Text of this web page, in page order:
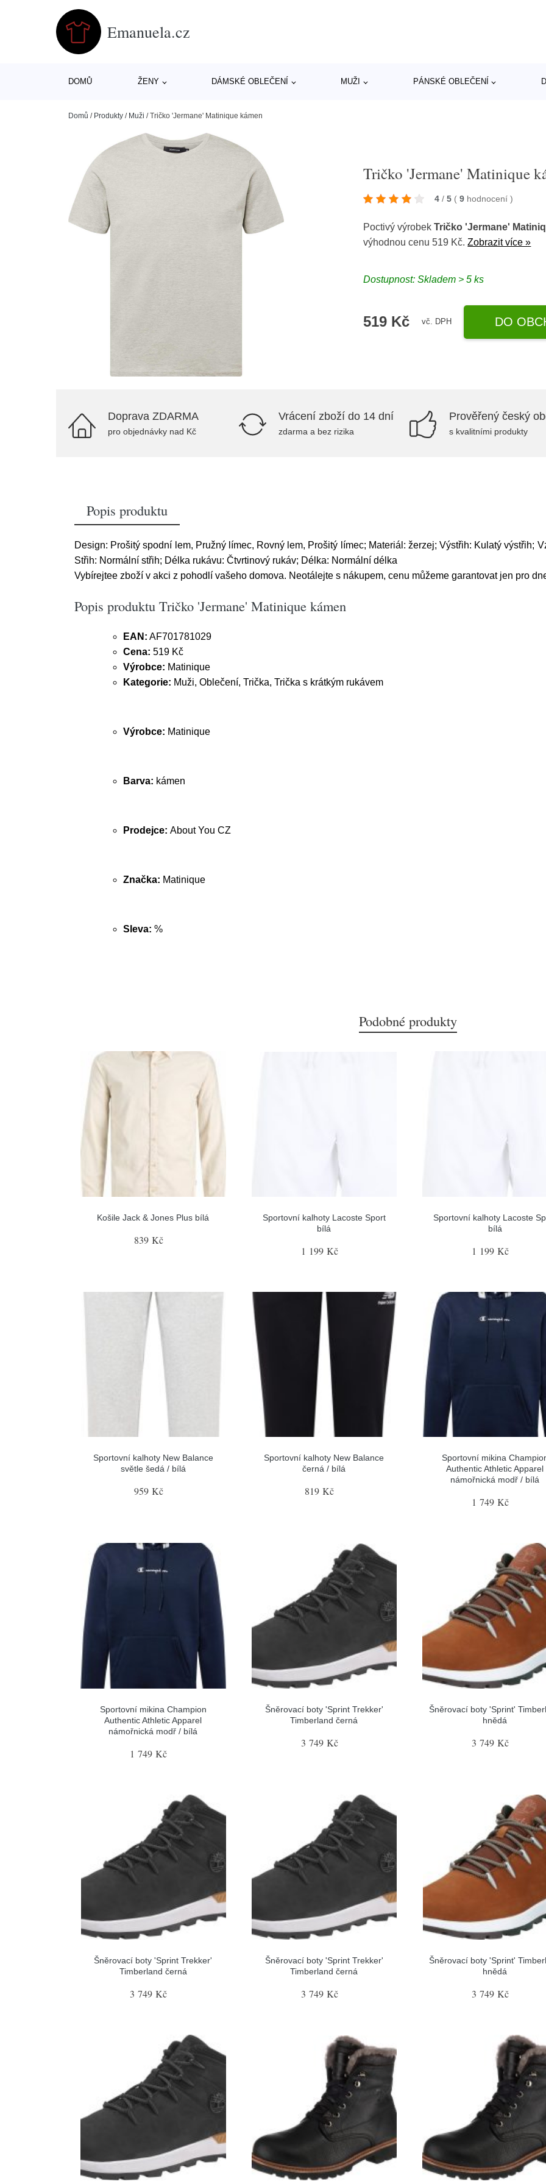
Emanuela.cz
DOMŮ ŽENY DÁMSKÉ OBLEČENÍ MUŽI PÁNSKÉ OBLEČENÍ
Domů / Produkty / Muži /Tričko 'Jermane' Matinique kámen
Tričko 'Jermane' Matinique
4 / 5 ( 9 hodnocení)
Poctivý výrobekTričko 'Jermane'
výhodnou cenu 519 Kč.Zobrazit více »
Dostupnost: Skladem > 5 ks
519 Kč vč. DPH DO
Doprava ZDARMA
pro objednávky nad Kč
Vrácení zboží do 14 dní
zdarma a bez rizika
Prověřený český
s kvalitními produkty
Popis produktu
Design: Prošitý spodní lem, Pružný límec, Rovný lem, Prošitý límec; Materiál: žerzej; Výstřih: Kulatý výstřih;
Střih: Normální střih; Délka rukávu: Čtvrtinový rukáv; Délka: Normální délka
Vybírejtee zboží v akci z pohodlí vašeho domova. Neotálejte s nákupem, cenu můžeme garantovat jen pro
Popis produktu Tričko 'Jermane' Matinique kámen
EAN: AF701781029
Cena: 519 Kč
Výrobce: Matinique
Kategorie: Muži, Oblečení, Trička, Trička s krátkým rukávem
Výrobce: Matinique
Barva: kámen
Prodejce: About You CZ
Značka: Matinique
Sleva: %
Podobné produkty
Košile Jack & Jones Plus bílá
839 Kč
Sportovní kalhoty Lacoste Sport
bílá
1 199 Kč
Sportovní kalhoty Lacoste
bílá
1 199 Kč
Sportovní kalhoty New Balance
světle šedá / bílá
959 Kč
Sportovní kalhoty New Balance
černá / bílá
819 Kč
Sportovní mikina
Authentic Athletic Apparel
námořnická modř / bílá
1 749 Kč
Sportovní mikina Champion
Authentic Athletic Apparel
námořnická modř / bílá
1 749 Kč
Šněrovací boty 'Sprint Trekker'
Timberland černá
3 749 Kč
Šněrovací boty 'Sprint'
hnědá
3 749 Kč
Šněrovací boty 'Sprint Trekker'
Timberland černá
3 749 Kč
Šněrovací boty 'Sprint Trekker'
Timberland černá
3 749 Kč
Šněrovací boty 'Sprint'
hnědá
3 749 Kč